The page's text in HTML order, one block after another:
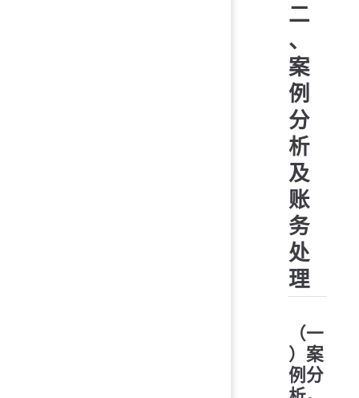
二
、
案
例
分
析
及
账
务
处
理
（一
）案
例分